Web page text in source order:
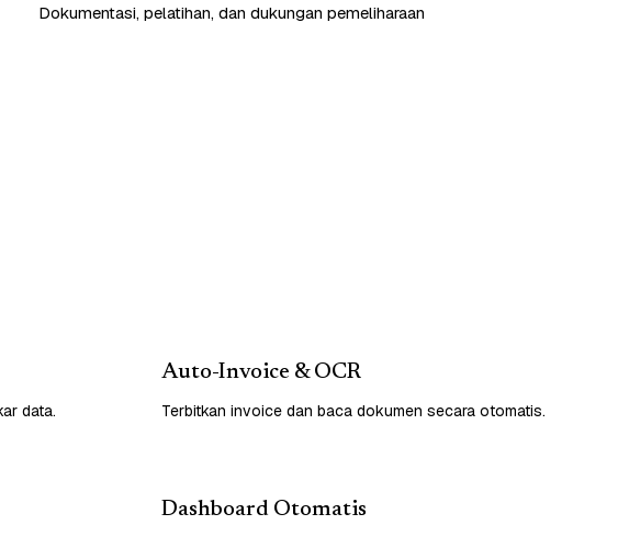
Dokumentasi, pelatihan, dan dukungan pemeliharaan
data.
Auto-Invoice & OCR
Terbitkan invoice dan baca dokumen secara otomatis.
Dashboard Otomatis